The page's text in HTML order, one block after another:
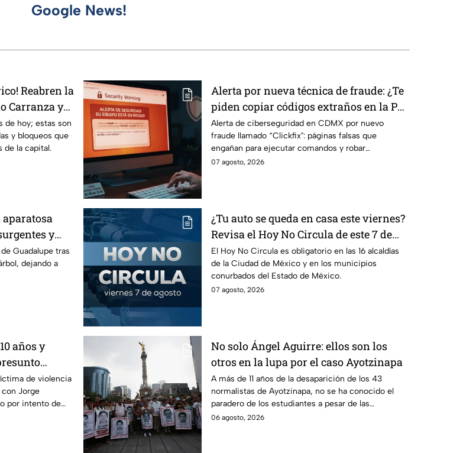
Google News!
Reabren la
Carranza y
de hoy; estas son
y bloqueos que
de la capital.
Alerta por nueva técnica de fraude: ¿Te
piden copiar códigos extraños en la PC?
Cuidado, podrías ser víctima del
peligroso "Clickfix"
Alerta de ciberseguridad en CDMX por nuevo
fraude llamado “Clickfix": páginas falsas que
engañan para ejecutar comandos y robar
información de tu equipo.
07 agosto, 2026
y
Guadalupe tras
dejando a
¿Tu auto se queda en casa este viernes?
Revisa el Hoy No Circula de este 7 de
agosto
El Hoy No Circula es obligatorio en las 16 alcaldías
de la Ciudad de México y en los municipios
conurbados del Estado de México.
07 agosto, 2026
años y
de violencia
Jorge
por intento de
No solo Ángel Aguirre: ellos son los
otros en la lupa por el caso Ayotzinapa
A más de 11 años de la desaparición de los 43
normalistas de Ayotzinapa, no se ha conocido el
paradero de los estudiantes a pesar de las
detenciones por el caso.
06 agosto, 2026